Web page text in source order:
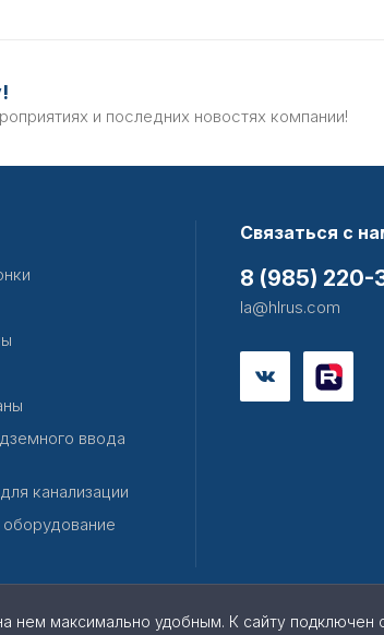
и последних новостях компании!
ввода
канализации
Связаться с
8 (985) 220-
la@hlrus.com
максимально удобным. К cайту подключен